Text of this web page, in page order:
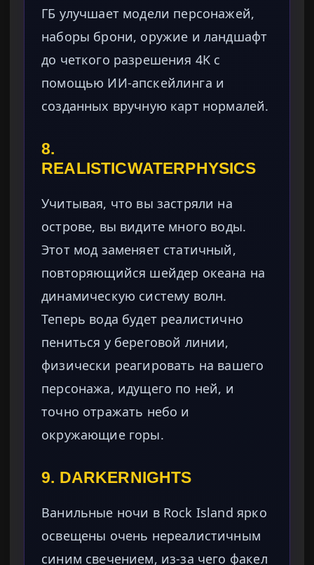
ГБ улучшает модели персонажей,
наборы брони, оружие и ландшафт
до четкого разрешения 4K с
помощью ИИ-апскейлинга и
созданных вручную карт нормалей.
8.
REALISTICWATERPHYSICS
Учитывая, что вы застряли на
острове, вы видите много воды.
Этот мод заменяет статичный,
повторяющийся шейдер океана на
динамическую систему волн.
Теперь вода будет реалистично
пениться у береговой линии,
физически реагировать на вашего
персонажа, идущего по ней, и
точно отражать небо и
окружающие горы.
9. DARKERNIGHTS
Ванильные ночи в Rock Island ярко
освещены очень нереалистичным
синим свечением, из-за чего факел